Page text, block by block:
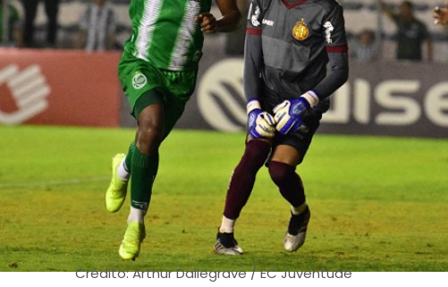
Crédito: Arthur Dallegrave / EC Juventude